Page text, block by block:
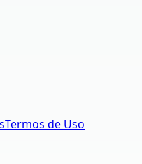
Termos de Uso